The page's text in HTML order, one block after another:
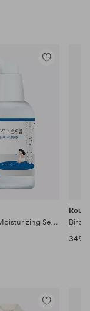
Lägg
Birch Juice Moisturizing Serum 50 ml
349
Lägg